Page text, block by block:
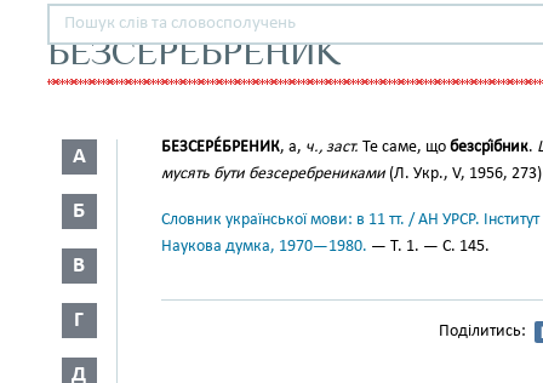
БЕЗСЕРЕБРЕНИК
А
Б
В
Г
Д
БЕЗСЕРЕ́БРЕНИК, а, ч., заст. Те саме, що безсрі́бник.
мусять бути безсеребрениками (Л. Укр., V, 1956,
Словник української мови: в 11 тт. / АН УРСР.
Наукова думка, 1970—1980. — Т. 1. — С. 145.
Поділитись: